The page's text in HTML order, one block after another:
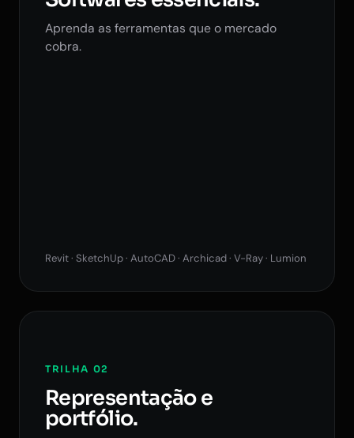
Aprenda as ferramentas que o mercado
cobra.
Revit · SketchUp · AutoCAD · Archicad · V-Ray · Lumion
TRILHA 02
Representação e
portfólio.